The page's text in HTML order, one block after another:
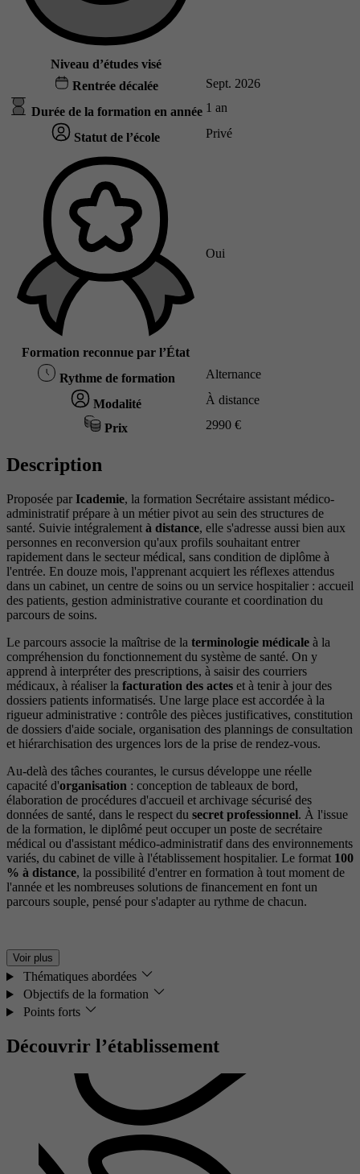
Niveau d’études visé
Rentrée décalée Sept. 2026
Durée de la formation en année 1 an
Statut de l’école Privé
Formation reconnue par l’État
Oui
Rythme de formation Alternance
Modalité À distance
Prix 2990 €
Description
Proposée par Icademie, la formation Secrétaire assistant médico-
administratif prépare à un métier pivot au sein des structures de
santé. Suivie intégralement à distance, elle s'adresse aussi bien aux
personnes en reconversion qu'aux profils souhaitant entrer
rapidement dans le secteur médical, sans condition de diplôme à
l'entrée. En douze mois, l'apprenant acquiert les réflexes attendus
dans un cabinet, un centre de soins ou un service hospitalier : accueil
des patients, gestion administrative courante et coordination du
parcours de soins.
Le parcours associe la maîtrise de la terminologie médicale à la
compréhension du fonctionnement du système de santé. On y
apprend à interpréter des prescriptions, à saisir des courriers
médicaux, à réaliser la facturation des actes et à tenir à jour des
dossiers patients informatisés. Une large place est accordée à la
rigueur administrative : contrôle des pièces justificatives, constitution
de dossiers d'aide sociale, organisation des plannings de consultation
et hiérarchisation des urgences lors de la prise de rendez-vous.
Au-delà des tâches courantes, le cursus développe une réelle
capacité d'organisation : conception de tableaux de bord,
élaboration de procédures d'accueil et archivage sécurisé des
données de santé, dans le respect du secret professionnel. À l'issue
de la formation, le diplômé peut occuper un poste de secrétaire
médical ou d'assistant médico-administratif dans des environnements
variés, du cabinet de ville à l'établissement hospitalier. Le format 100
% à distance, la possibilité d'entrer en formation à tout moment de
l'année et les nombreuses solutions de financement en font un
parcours souple, pensé pour s'adapter au rythme de chacun.
Voir plus
Thématiques abordées
Objectifs de la formation
Points forts
Découvrir l’établissement